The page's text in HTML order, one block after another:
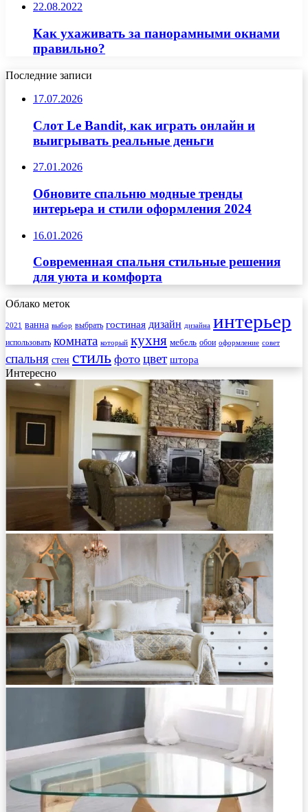
22.08.2022
Как ухаживать за панорамными окнами
правильно?
Последние записи
17.07.2026
Слот Le Bandit, как играть онлайн и
выигрывать реальные деньги
27.01.2026
Обновите спальню модные тренды
интерьера и стили оформления 2024
16.01.2026
Современная спальня стильные решения
для уюта и комфорта
Облако меток
2021 ванна выбор выбрать гостиная дизайн дизайна интерьер
использовать комната который кухня мебель обои оформление совет
спальня стен стиль фото цвет штора
Интересно